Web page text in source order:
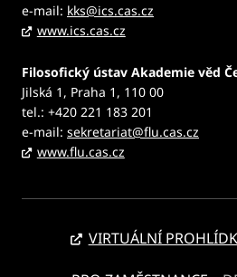
e-mail: kks@ics.cas.cz
www.ics.cas.cz
Filosofický ústav Akademie věd
Jilská 1, Praha 1, 110 00
tel.: +420 221 183 201
e-mail: sekretariat@flu.cas.cz
www.flu.cas.cz
VIRTUÁLNÍ